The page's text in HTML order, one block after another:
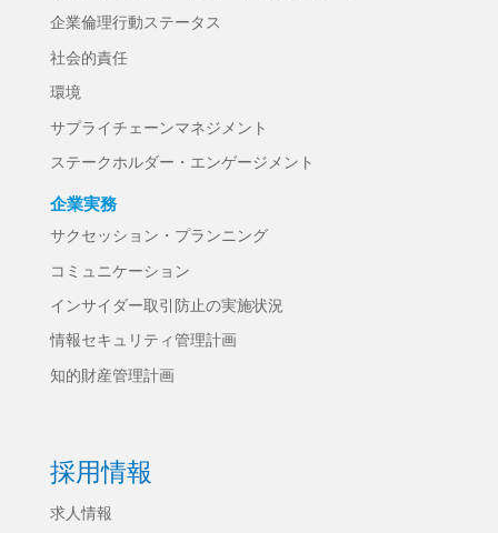
企業倫理行動ステータス
社会的責任
環境
サプライチェーンマネジメント
ステークホルダー・エンゲージメント
企業実務
サクセッション・プランニング
コミュニケーション
インサイダー取引防止の実施状況
情報セキュリティ管理計画
知的財産管理計画
採用情報
求人情報